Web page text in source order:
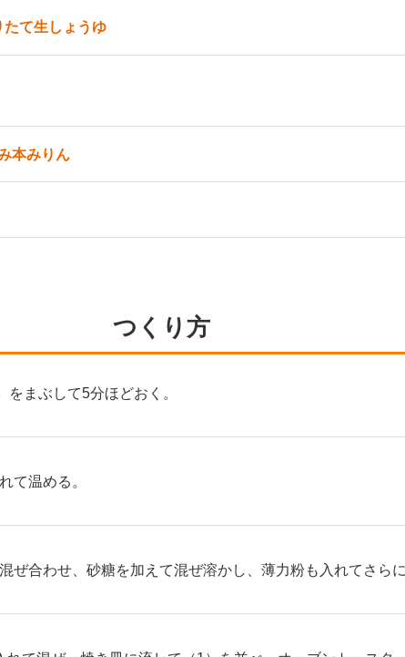
たて生しょうゆ
本みりん
つくり方
まぶして5分ほどおく。
て温める。
ぜ合わせ、砂糖を加えて混ぜ溶かし、薄力粉も入れてさらに